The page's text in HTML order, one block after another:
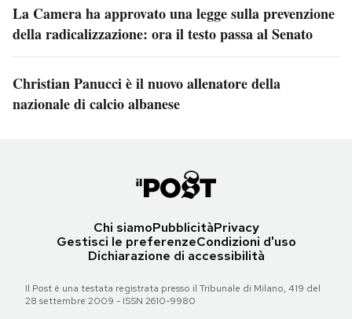
La Camera ha approvato una legge sulla prevenzione
della radicalizzazione: ora il testo passa al Senato
Christian Panucci è il nuovo allenatore della
nazionale di calcio albanese
Chi siamoPubblicitàPrivacy
Gestisci le preferenzeCondizioni d'uso
Dichiarazione di accessibilità
Il Post è una testata registrata presso il Tribunale di Milano, 419 del
28 settembre 2009 - ISSN 2610-9980